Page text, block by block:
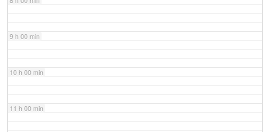
9 h 00 min
10 h 00 min
11 h 00 min